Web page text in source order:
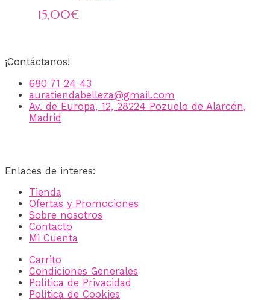
15,00€
¡Contáctanos!
680 71 24 43
auratiendabelleza@gmail.com
Av. de Europa, 12, 28224 Pozuelo de Alarcón,
Madrid
Enlaces de interes:
Tienda
Ofertas y Promociones
Sobre nosotros
Contacto
Mi Cuenta
Carrito
Condiciones Generales
Política de Privacidad
Política de Cookies